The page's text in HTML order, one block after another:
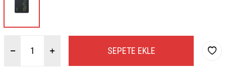
SEPETE EKLE